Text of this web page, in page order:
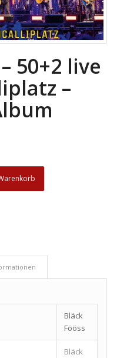
50+2 live
–
Bläck
Fööss
Bläck